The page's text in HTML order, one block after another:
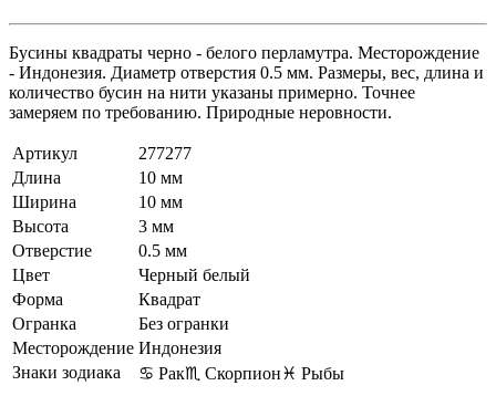
Бусины квадраты черно - белого перламутра. Месторождение
- Индонезия. Диаметр отверстия 0.5 мм. Размеры, вес, длина и
количество бусин на нити указаны примерно. Точнее
замеряем по требованию. Природные неровности.
Артикул
277277
Длина
10 мм
Ширина
10 мм
Высота
3 мм
Отверстие
0.5 мм
Цвет
Черный белый
Форма
Квадрат
Огранка
Без огранки
Месторождение Индонезия
Знаки зодиака
♋ Рак♏ Скорпион♓ Рыбы